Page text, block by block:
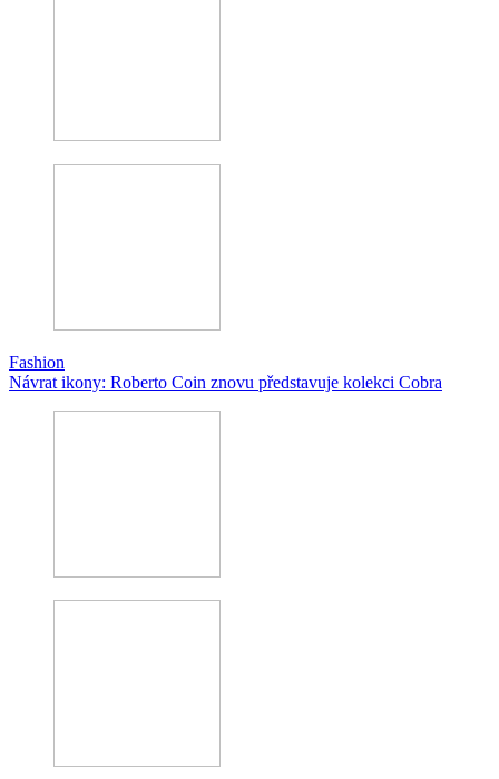
Fashion
Návrat ikony: Roberto Coin znovu představuje kolekci Cobra